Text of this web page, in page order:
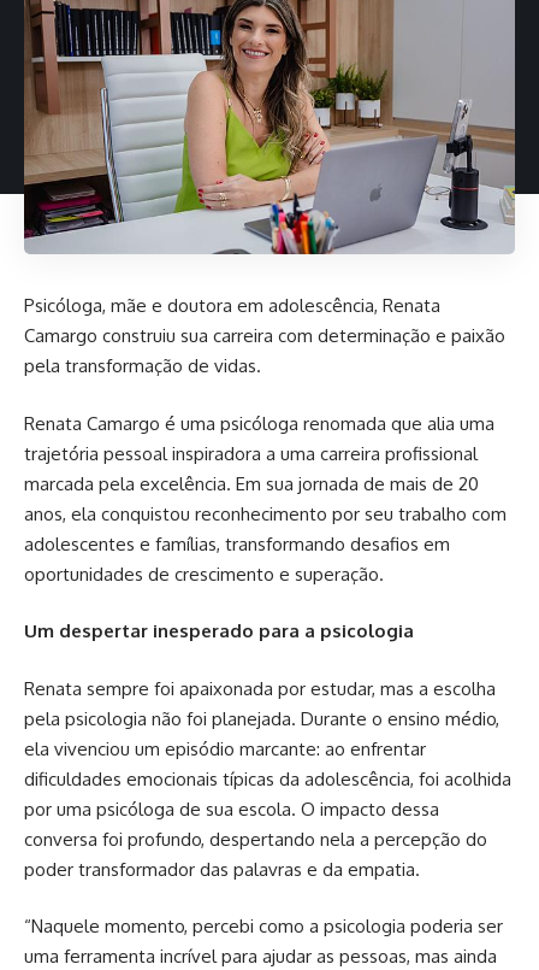
Psicóloga, mãe e doutora em adolescência, Renata
Camargo construiu sua carreira com determinação e paixão
pela transformação de vidas.
Renata Camargo é uma psicóloga renomada que alia uma
trajetória pessoal inspiradora a uma carreira profissional
marcada pela excelência. Em sua jornada de mais de 20
anos, ela conquistou reconhecimento por seu trabalho com
adolescentes e famílias, transformando desafios em
oportunidades de crescimento e superação.
Um despertar inesperado para a psicologia
Renata sempre foi apaixonada por estudar, mas a escolha
pela psicologia não foi planejada. Durante o ensino médio,
ela vivenciou um episódio marcante: ao enfrentar
dificuldades emocionais típicas da adolescência, foi acolhida
por uma psicóloga de sua escola. O impacto dessa
conversa foi profundo, despertando nela a percepção do
poder transformador das palavras e da empatia.
“Naquele momento, percebi como a psicologia poderia ser
uma ferramenta incrível para ajudar as pessoas, mas ainda